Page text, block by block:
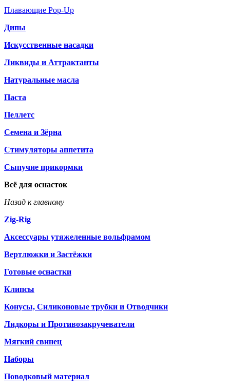
Плавающие Pop-Up
Дипы
Искусственные насадки
Ликвиды и Аттрактанты
Натуральные масла
Паста
Пеллетс
Семена и Зёрна
Стимуляторы аппетита
Сыпучие прикормки
Всё для оснасток
Назад к главному
Zig-Rig
Аксессуары утяжеленные вольфрамом
Вертлюжки и Застёжки
Готовые оснастки
Клипсы
Конусы, Силиконовые трубки и Отводчики
Лидкоры и Противозакручеватели
Мягкий свинец
Наборы
Поводковый материал